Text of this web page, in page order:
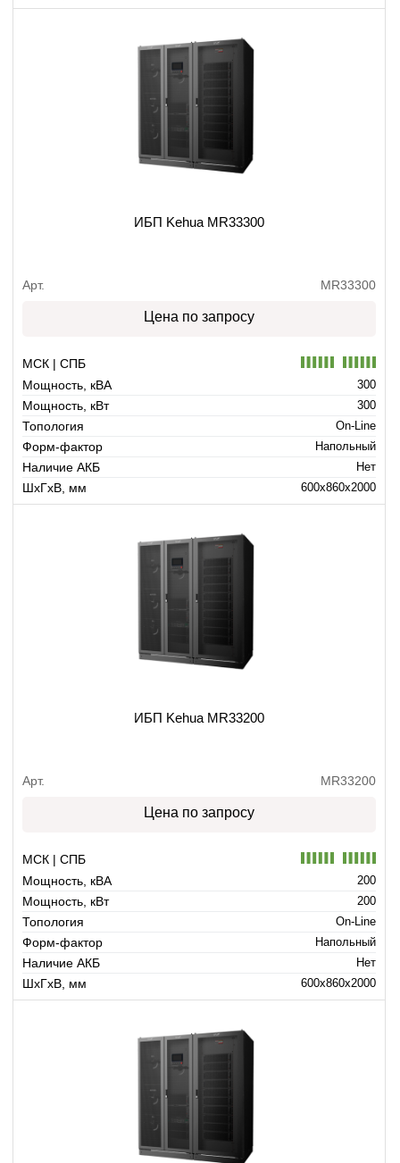
ИБП Kehua MR33300
Арт. MR33300
Цена по запросу
МСК | СПБ
Мощность, кВА
300
Мощность, кВт 300
Топология On-Line
Форм-фактор Напольный
Наличие АКБ Нет
ШхГхВ, мм 600x860x2000
ИБП Kehua MR33200
Арт. MR33200
Цена по запросу
МСК | СПБ
Мощность, кВА
200
Мощность, кВт 200
Топология On-Line
Форм-фактор Напольный
Наличие АКБ Нет
ШхГхВ, мм 600x860x2000